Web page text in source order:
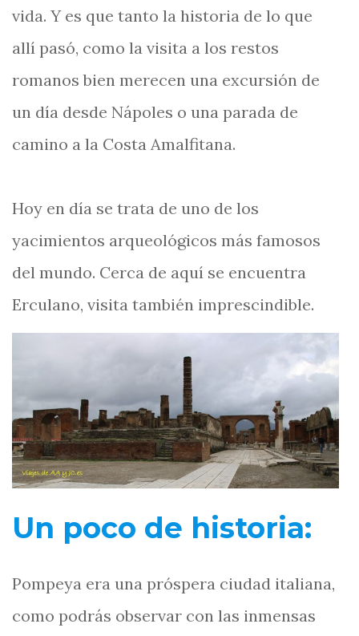
vida. Y es que tanto la historia de lo que
allí pasó, como la visita a los restos
romanos bien merecen una excursión de
un día desde Nápoles o una parada de
camino a la Costa Amalfitana.
Hoy en día se trata de uno de los
yacimientos arqueológicos más famosos
del mundo. Cerca de aquí se encuentra
Erculano, visita también imprescindible.
Un poco de historia:
Pompeya era una próspera ciudad italiana,
como podrás observar con las inmensas